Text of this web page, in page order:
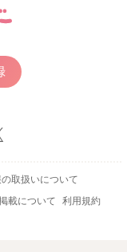
取扱いについて
載について
利用規約